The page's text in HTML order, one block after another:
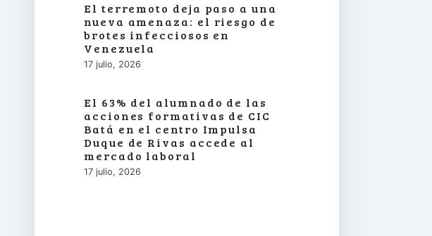
El terremoto deja paso a una
nueva amenaza: el riesgo de
brotes infecciosos en
Venezuela
17 julio, 2026
El 63% del alumnado de las
acciones formativas de CIC
Batá en el centro Impulsa
Duque de Rivas accede al
mercado laboral
17 julio, 2026